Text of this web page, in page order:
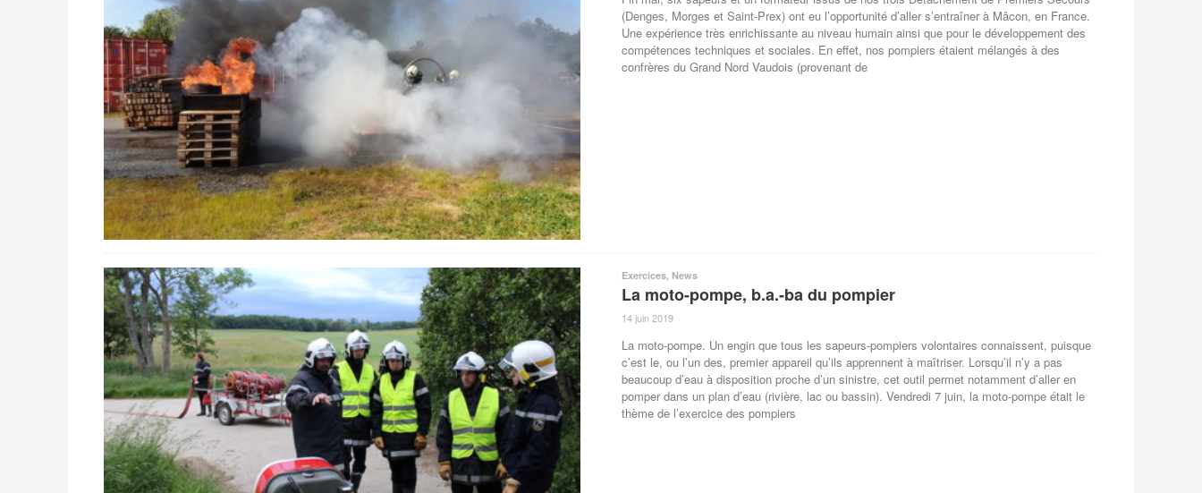
(Denges, Morges et Saint-Prex) ont eu l’opportunité d’aller s’entraîner à Mâcon, en France.
Une expérience très enrichissante au niveau humain ainsi que pour le développement des
compétences techniques et sociales. En effet, nos pompiers étaient mélangés à des
confrères du Grand Nord Vaudois (provenant de
Exercices, News
La moto-pompe, b.a.-ba du pompier
14 juin 2019 ·
La moto-pompe. Un engin que tous les sapeurs-pompiers volontaires connaissent, puisque
c’est le, ou l’un des, premier appareil qu’ils apprennent à maîtriser. Lorsqu’il n’y a pas
beaucoup d’eau à disposition proche d’un sinistre, cet outil permet notamment d’aller en
pomper dans un plan d’eau (rivière, lac ou bassin). Vendredi 7 juin, la moto-pompe était le
thème de l’exercice des pompiers